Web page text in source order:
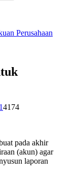
Perusahaan
14174
pada akhir
(akun) agar
laporan